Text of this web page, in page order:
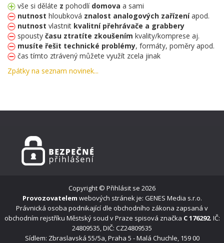
vše si děláte z pohodlí domova a sami
nutnost hloubková znalost analogových zařízeníapod.
nutnost vlastnit kvalitní přehrávače a grabbery
spousty času ztratíte zkoušením kvality/komprese aj.
musíte řešit technické problémy, formáty, poměry apod.
čas tímto ztrávený můžete využít zcela jinak
Zpátky na seznam novinek...
Copyright © Přihlásit se 2026
Provozovatelem webových stránek je: GENES Media s.r.o.
Právnická osoba podnikající dle obchodního zákona zapsaná v
obchodním rejstříku Městský soud v Praze spisová značka C 176292. IČ:
24809535, DIČ: CZ24809535
Sídlem: Zbraslavská 55/5a, Praha 5 - Malá Chuchle, 159 00